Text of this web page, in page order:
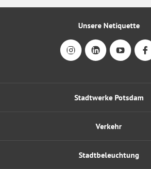
Stadtwerke Potsdam
Verkehr
Stadtbeleuchtung
Unsere Netiquette